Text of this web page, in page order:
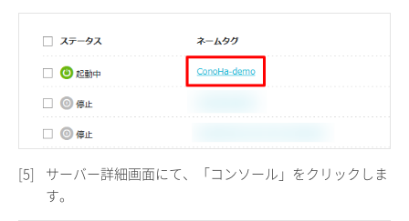
[5]
サーバー詳細画面にて、「コンソール」をクリックしま
す。